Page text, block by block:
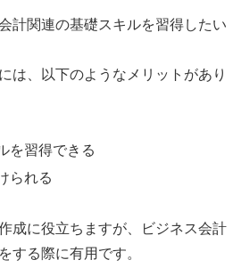
計関連の基礎スキルを習得したい
は、以下のようなメリットがあり
を習得できる
られる
成に役立ちますが、ビジネス会計
する際に有用です。